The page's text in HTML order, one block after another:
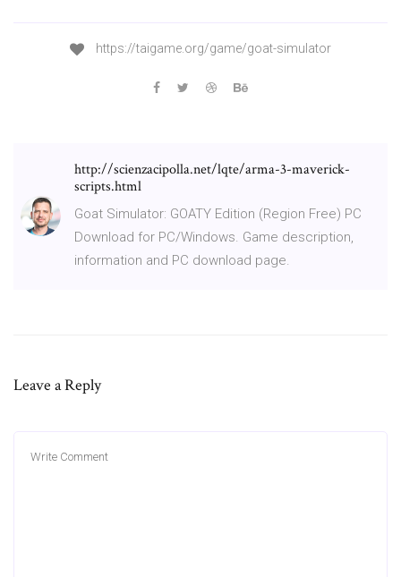
https://taigame.org/game/goat-simulator
http://scienzacipolla.net/lqte/arma-3-maverick-
scripts.html
Goat Simulator: GOATY Edition (Region Free) PC
Download for PC/Windows. Game description,
information and PC download page.
Leave a Reply